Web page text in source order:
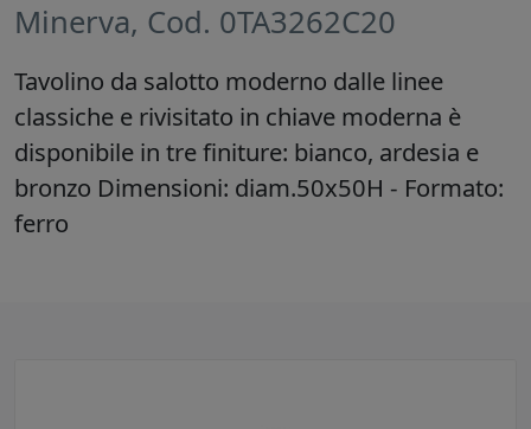
Minerva, Cod. 0TA3262C20
Tavolino da salotto moderno dalle linee
classiche e rivisitato in chiave moderna è
disponibile in tre finiture: bianco, ardesia e
bronzo Dimensioni: diam.50x50H - Formato:
ferro